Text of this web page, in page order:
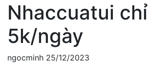
Nhaccuatui chỉ
5k/ngày
ngocminh 25/12/2023